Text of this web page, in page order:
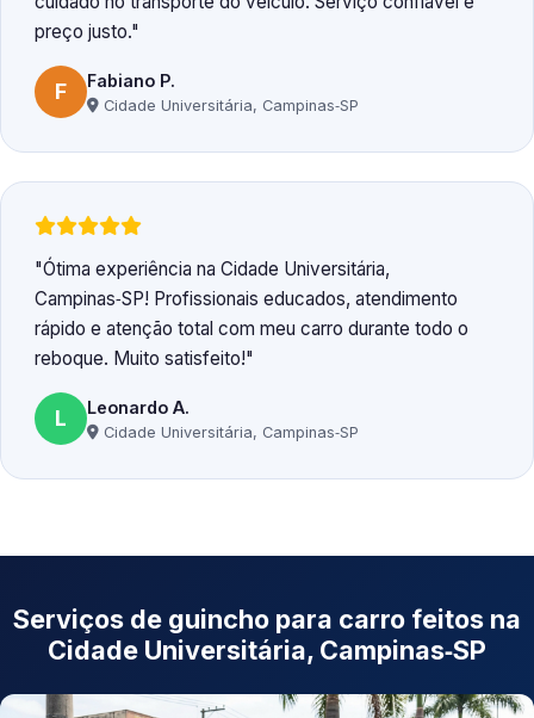
preço justo.
F Fabiano P.
Cidade Universitária, Campinas‑SP
Ótima experiência na Cidade Universitária,
Campinas‑SP! Profissionais educados, atendimento
rápido e atenção total com meu carro durante todo o
reboque. Muito satisfeito!
L Leonardo A.
Cidade Universitária, Campinas‑SP
Serviços de guincho para carro feitos na
Cidade Universitária, Campinas‑SP